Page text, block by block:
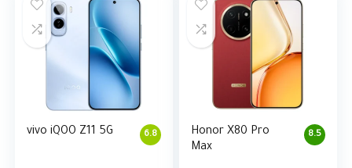
6.8
vivo iQOO Z11 5G 8.5
Honor X80 Pro
Max